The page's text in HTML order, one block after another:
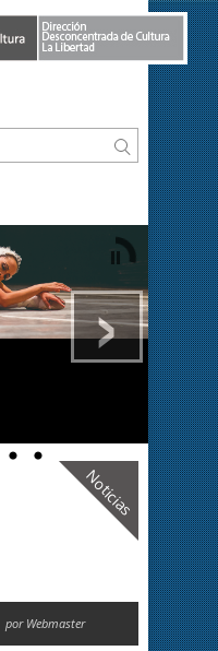
›
Noticias
por Webmaster